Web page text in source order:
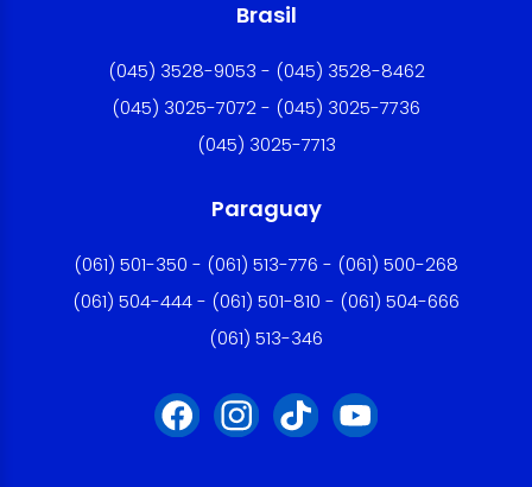
Brasil
(045) 3528-9053 - (045) 3528-8462
(045) 3025-7072 - (045) 3025-7736
(045) 3025-7713
Paraguay
(061) 501-350 - (061) 513-776 - (061) 500-268
(061) 504-444 - (061) 501-810 - (061) 504-666
(061) 513-346